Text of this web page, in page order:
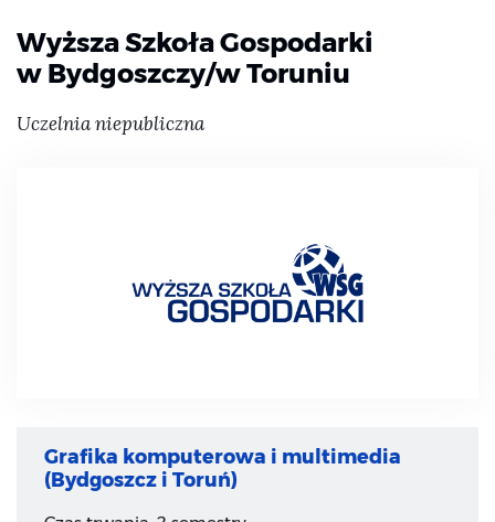
Wyższa Szkoła Gospodarki
w Bydgoszczy/w Toruniu
Uczelnia niepubliczna
Grafika komputerowa i multimedia
(Bydgoszczi Toruń)